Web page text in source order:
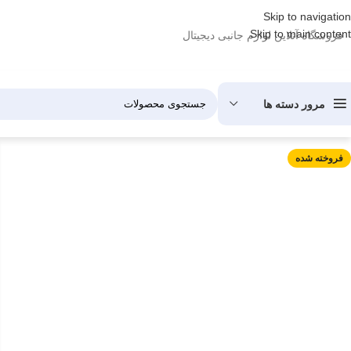
Skip to navigation
Skip to main content
فروشگاه آنلاین لوازم جانبی دیجیتال
مرور دسته ها
فروخته شده